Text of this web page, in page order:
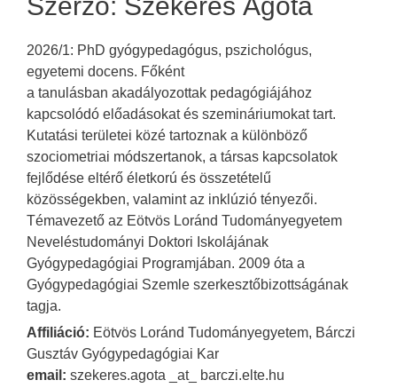
2026/1: PhD gyógypedagógus, pszichológus,
egyetemi docens. Főként
a tanulásban akadályozottak pedagógiájához
kapcsolódó előadásokat és szemináriumokat tart.
Kutatási területei közé tartoznak a különböző
szociometriai módszertanok, a társas kapcsolatok
fejlődése eltérő életkorú és összetételű
közösségekben, valamint az inklúzió tényezői.
Témavezető az Eötvös Loránd Tudományegyetem
Neveléstudományi Doktori Iskolájának
Gyógypedagógiai Programjában. 2009 óta a
Gyógypedagógiai Szemle szerkesztőbizottságának
tagja.
Affiliáció: Eötvös Loránd Tudományegyetem, Bárczi
Gusztáv Gyógypedagógiai Kar
email: szekeres.agota _at_ barczi.elte.hu